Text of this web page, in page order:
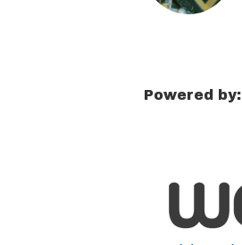
Powered by: